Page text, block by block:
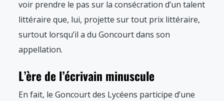
voir prendre le pas sur la consécration d’un talent
littéraire que, lui, projette sur tout prix littéraire,
surtout lorsqu’il a du Goncourt dans son
appellation.
L’ère de l’écrivain minuscule
En fait, le Goncourt des Lycéens participe d’une